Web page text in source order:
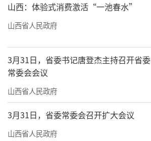
山西：体验式消费激活“一池春水”
山西省人民政府
3月31日，省委书记唐登杰主持召开省委
常委会会议
山西省人民政府
3月31日，省委常委会召开扩大会议
山西省人民政府